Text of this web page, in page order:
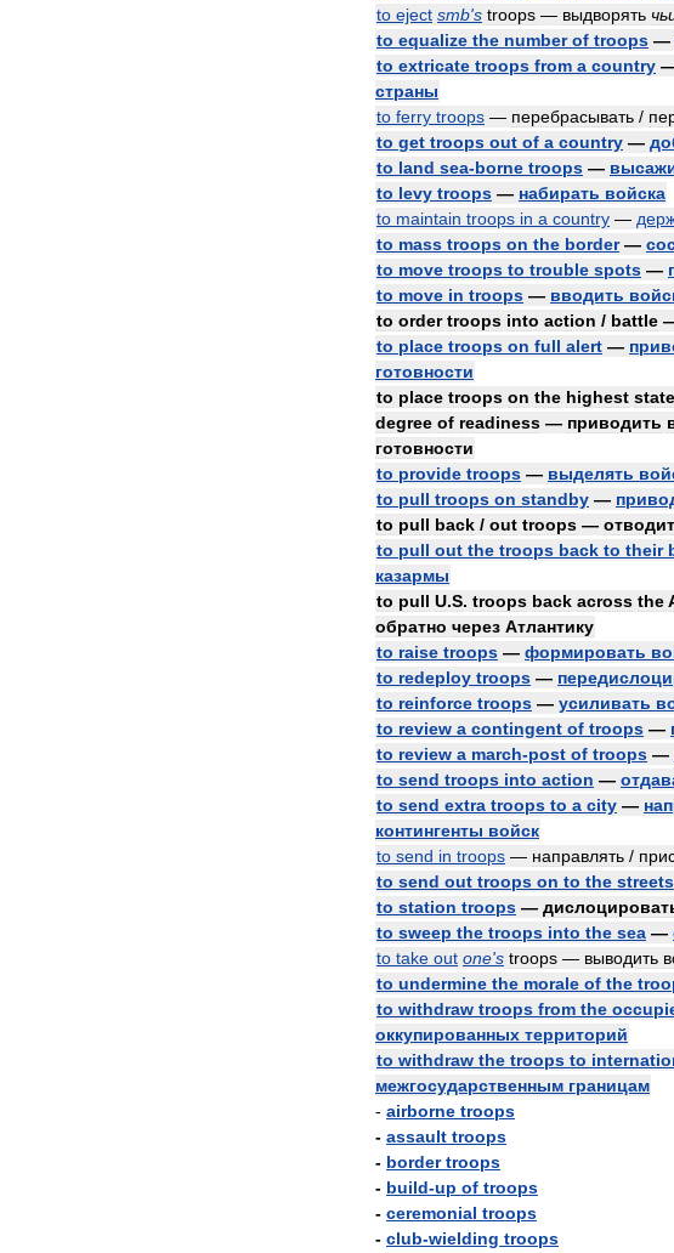
to eject smb's troops — выдворять
to equalize the number of troops —
to extricate troops from a country
страны
to ferry troops — перебрасывать /
to get troops out of a country —
to land sea-borne troops —
to levy troops — набирать войска
to maintain troops in a country —
to mass troops on the border—
to move troops to trouble spots —
to move in troops — вводить
to order troops into action / battle
to place troops on full alert —
готовности
to place troops on the highest state
degree of readiness — приводить
готовности
to provide troops — выделять
to pull troops on standby —
to pull back / out troops —
to pull out the troops back to their
казармы
to pull U.S. troops back across the
обратно через Атлантику
to raise troops — формировать
to redeploy troops —
to reinforce troops — усиливать
to review a contingent of troops —
to review a march-post of troops —
to send troops into action —
to send extra troops to a city —
контингенты войск
to send in troops — направлять /
to send out troops on to the streets
to station troops —
to sweep the troops into the sea —
to take out one's troops — выводить
to undermine the morale of the
to withdraw troops from the
оккупированных территорий
to withdraw the troops to
межгосударственным границам
- airborne troops
- assault troops
- border troops
- build-up of troops
- ceremonial troops
- club-wielding troops